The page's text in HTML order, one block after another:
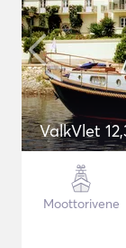
ValkVlet
Moottorivene